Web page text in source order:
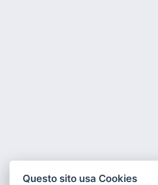
Questo sito usa Cookies